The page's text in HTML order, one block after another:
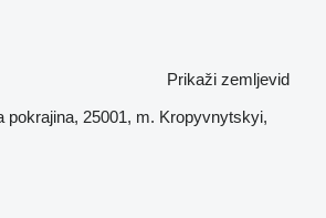
Prikaži zemljevid
pokrajina, 25001, m. Kropyvnytskyi,